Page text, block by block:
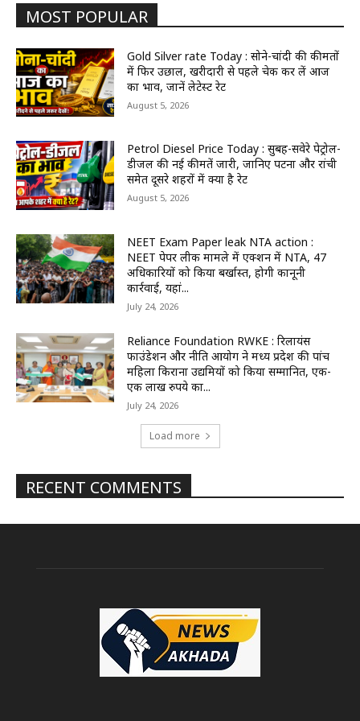
MOST POPULAR
Gold Silver rate Today : सोने-चांदी की कीमतों
में फिर उछाल, खरीदारी से पहले चेक कर लें आज
का भाव, जानें लेटेस्ट रेट
August 5, 2026
Petrol Diesel Price Today : सुबह-सवेरे पेट्रोल-
डीजल की नई कीमतें जारी, जानिए पटना और रांची
समेत दूसरे शहरों में क्या है रेट
August 5, 2026
NEET Exam Paper leak NTA action :
NEET पेपर लीक मामले में एक्शन में NTA, 47
अधिकारियों को किया बर्खास्त, होगी कानूनी
कार्रवाई, यहां...
July 24, 2026
Reliance Foundation RWKE : रिलायंस
फाउंडेशन और नीति आयोग ने मध्य प्रदेश की पांच
महिला किराना उद्यमियों को किया सम्मानित, एक-
एक लाख रुपये का...
July 24, 2026
Load more
RECENT COMMENTS